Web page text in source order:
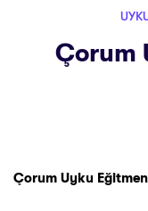
Çorum
Çorum Uyku